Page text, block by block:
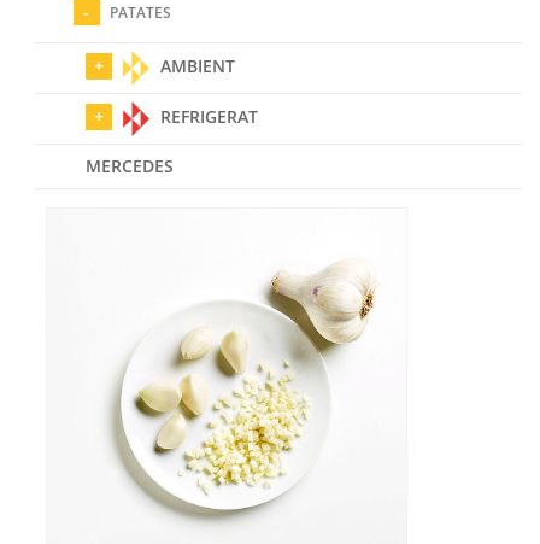
PATATES
AMBIENT
REFRIGERAT
MERCEDES